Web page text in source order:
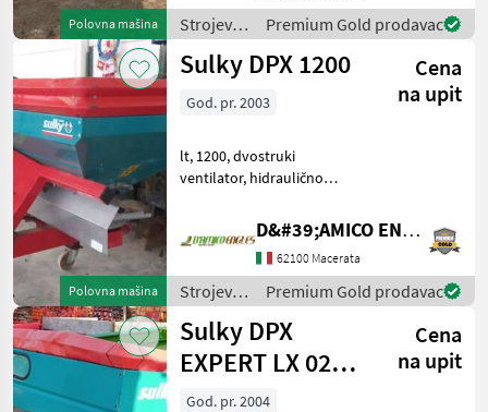
Polovna mašina
Strojevi
za
đubrenje,
navodnjavanje
Premium Gold prodavac
Polovna mašina
Sulky DPX 1200
Cena
na upit
God. pr. 2003
lt, 1200, dvostruki
ventilator, hidraulično
gnojenje i navodnjavanje
Rasipači mineralnog
đubriva
D&#39;AMICO ENGLES SRL
62100 Macerata
Strojevi
za
đubrenje,
gnojenje i
navodnjavanje
/ Sulky
Premium Gold prodavac
Sulky DPX
EXPERT LX 02
113
Cena
na upit
God. pr. 2004